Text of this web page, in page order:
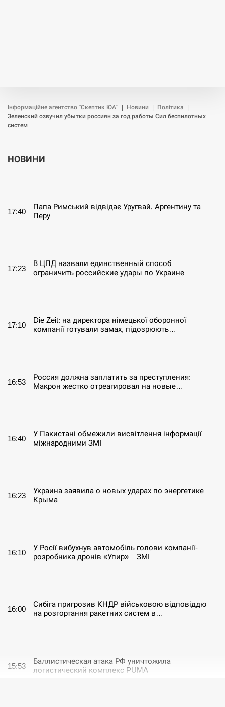
Інформаційне агентство "Скептик ЮА" Новини Політика
Зеленский озвучил убытки россиян за год работы Сил беспилотных
систем
НОВИНИ
17:40
Папа Римський відвідає Уругвай, Аргентину та
Перу
17:23
В ЦПД назвали единственный способ
ограничить российские удары по Украине
17:10
Die Zeit: на директора німецької оборонної
компанії готували замах, підозрюють…
16:53
Россия должна заплатить за преступления:
Макрон жестко отреагировал на новые…
16:40
У Пакистані обмежили висвітлення інформації
міжнародними ЗМІ
16:23
Украина заявила о новых ударах по энергетике
Крыма
16:10
У Росії вибухнув автомобіль голови компанії-
розробника дронів «Упир» – ЗМІ
16:00
Сибіга пригрозив КНДР військовою відповіддю
на розгортання ракетних систем в…
15:53
Баллистическая атака РФ уничтожила
логистический комплекс PUMA